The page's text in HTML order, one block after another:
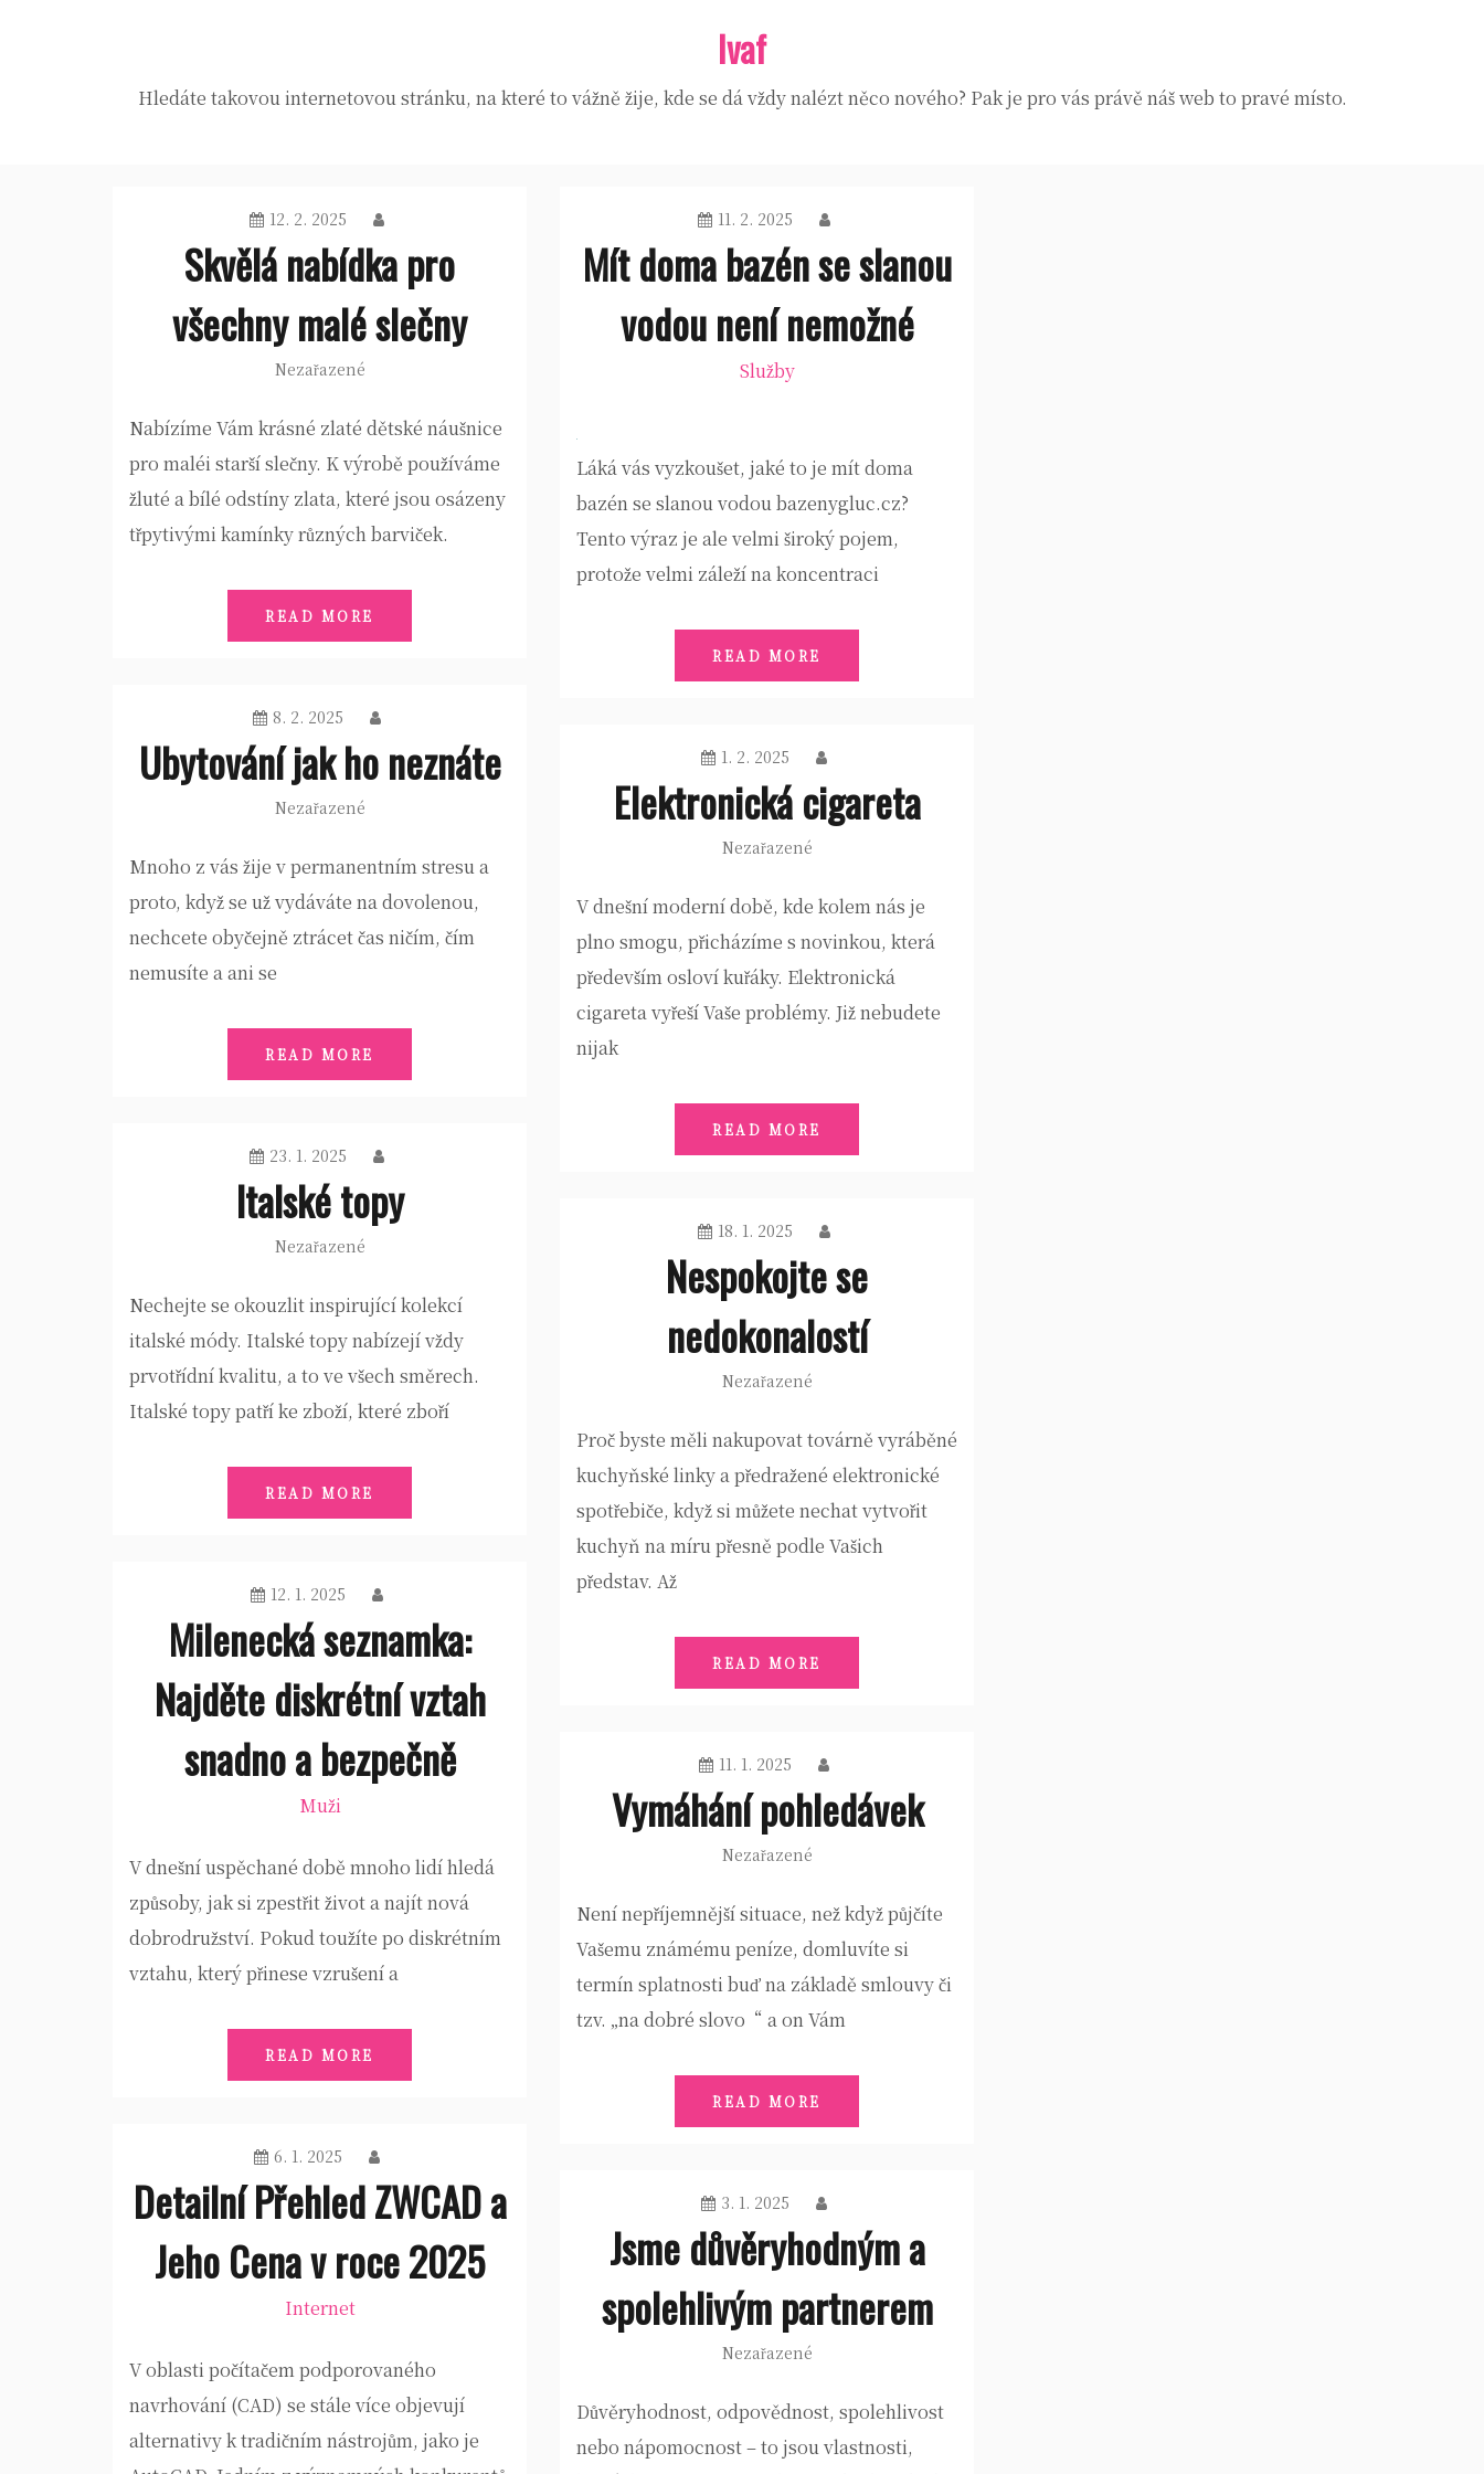
Ivaf
Hledáte takovou internetovou stránku, na které to vážně žije, kde se dá vždy nalézt něco nového? Pak je pro vás právě náš web to pravé místo.
12. 2. 2025
Skvělá nabídka pro
všechny malé slečny
Nezařazené
Nabízíme Vám krásné zlaté dětské náušnice
pro maléi starší slečny. K výrobě používáme
žluté a bílé odstíny zlata, které jsou osázeny
třpytivými kamínky různých barviček.
READ MORE
11. 2. 2025
Mít doma bazén se slanou
vodou není nemožné
Služby
Láká vás vyzkoušet, jaké to je mít doma
bazén se slanou vodou bazenygluc.cz?
Tento výraz je ale velmi široký pojem,
protože velmi záleží na koncentraci
READ MORE
8. 2. 2025
Ubytování jak ho neznáte
Nezařazené
Mnoho z vás žije v permanentním stresu a
proto, když se už vydáváte na dovolenou,
nechcete obyčejně ztrácet čas ničím, čím
nemusíte a ani se
READ MORE
1. 2. 2025
Elektronická cigareta
Nezařazené
V dnešní moderní době, kde kolem nás je
plno smogu, přicházíme s novinkou, která
především osloví kuřáky. Elektronická
cigareta vyřeší Vaše problémy. Již nebudete
nijak
READ MORE
23. 1. 2025
Italské topy
Nezařazené
Nechejte se okouzlit inspirující kolekcí
italské módy. Italské topy nabízejí vždy
prvotřídní kvalitu, a to ve všech směrech.
Italské topy patří ke zboží, které zboří
READ MORE
18. 1. 2025
Nespokojte se
nedokonalostí
Nezařazené
Proč byste měli nakupovat továrně vyráběné
kuchyňské linky a předražené elektronické
spotřebiče, když si můžete nechat vytvořit
kuchyň na míru přesně podle Vašich
představ. Až
READ MORE
12. 1. 2025
Milenecká seznamka:
Najděte diskrétní vztah
snadno a bezpečně
Muži
V dnešní uspěchané době mnoho lidí hledá
způsoby, jak si zpestřit život a najít nová
dobrodružství. Pokud toužíte po diskrétním
vztahu, který přinese vzrušení a
READ MORE
11. 1. 2025
Vymáhání pohledávek
Nezařazené
Není nepříjemnější situace, než když půjčíte
Vašemu známému peníze, domluvíte si
termín splatnosti buď na základě smlouvy či
tzv. „na dobré slovo“ a on Vám
READ MORE
6. 1. 2025
Detailní Přehled ZWCAD a
Jeho Cena v roce 2025
Internet
V oblasti počítačem podporovaného
navrhování (CAD) se stále více objevují
alternativy k tradičním nástrojům, jako je
3. 1. 2025
Jsme důvěryhodným a
spolehlivým partnerem
Nezařazené
Důvěryhodnost, odpovědnost, spolehlivost
nebo nápomocnost – to jsou vlastnosti,